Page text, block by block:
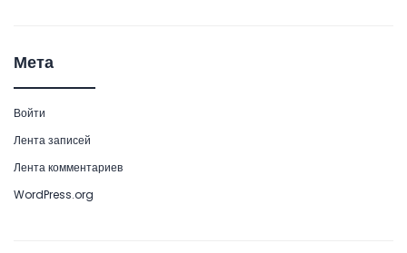
Мета
Войти
Лента записей
Лента комментариев
WordPress.org